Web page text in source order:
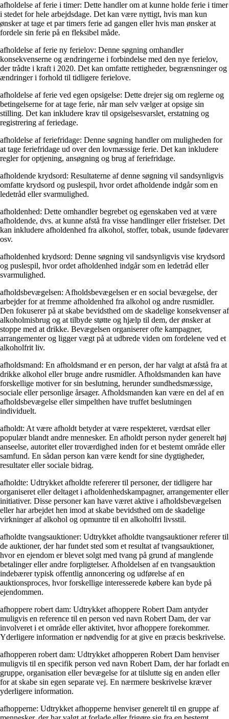
afholdelse af ferie i timer: Dette handler om at kunne holde ferie i timer
i stedet for hele arbejdsdage. Det kan være nyttigt, hvis man kun
ønsker at tage et par timers ferie ad gangen eller hvis man ønsker at
fordele sin ferie på en fleksibel måde.
afholdelse af ferie ny ferielov: Denne søgning omhandler
konsekvenserne og ændringerne i forbindelse med den nye ferielov,
der trådte i kraft i 2020. Det kan omfatte rettigheder, begrænsninger og
ændringer i forhold til tidligere ferielove.
afholdelse af ferie ved egen opsigelse: Dette drejer sig om reglerne og
betingelserne for at tage ferie, når man selv vælger at opsige sin
stilling. Det kan inkludere krav til opsigelsesvarslet, erstatning og
registrering af feriedage.
afholdelse af feriefridage: Denne søgning handler om muligheden for
at tage feriefridage ud over den lovmæssige ferie. Det kan inkludere
regler for optjening, ansøgning og brug af feriefridage.
afholdende krydsord: Resultaterne af denne søgning vil sandsynligvis
omfatte krydsord og puslespil, hvor ordet afholdende indgår som en
ledetråd eller svarmulighed.
afholdenhed: Dette omhandler begrebet og egenskaben ved at være
afholdende, dvs. at kunne afstå fra visse handlinger eller fristelser. Det
kan inkludere afholdenhed fra alkohol, stoffer, tobak, usunde fødevarer
osv.
afholdenhed krydsord: Denne søgning vil sandsynligvis vise krydsord
og puslespil, hvor ordet afholdenhed indgår som en ledetråd eller
svarmulighed.
afholdsbevægelsen: Afholdsbevægelsen er en social bevægelse, der
arbejder for at fremme afholdenhed fra alkohol og andre rusmidler.
Den fokuserer på at skabe bevidsthed om de skadelige konsekvenser af
alkoholmisbrug og at tilbyde støtte og hjælp til dem, der ønsker at
stoppe med at drikke. Bevægelsen organiserer ofte kampagner,
arrangementer og ligger vægt på at udbrede viden om fordelene ved et
alkoholfrit liv.
afholdsmand: En afholdsmand er en person, der har valgt at afstå fra at
drikke alkohol eller bruge andre rusmidler. Afholdsmanden kan have
forskellige motiver for sin beslutning, herunder sundhedsmæssige,
sociale eller personlige årsager. Afholdsmanden kan være en del af en
afholdsbevægelse eller simpelthen have truffet beslutningen
individuelt.
afholdt: At være afholdt betyder at være respekteret, værdsat eller
populær blandt andre mennesker. En afholdt person nyder generelt høj
anseelse, autoritet eller troværdighed inden for et bestemt område eller
samfund. En sådan person kan være kendt for sine dygtigheder,
resultater eller sociale bidrag.
afholdte: Udtrykket afholdte refererer til personer, der tidligere har
organiseret eller deltaget i afholdenhedskampagner, arrangementer eller
initiativer. Disse personer kan have været aktive i afholdsbevægelsen
eller har arbejdet hen imod at skabe bevidsthed om de skadelige
virkninger af alkohol og opmuntre til en alkoholfri livsstil.
afholdte tvangsauktioner: Udtrykket afholdte tvangsauktioner referer til
de auktioner, der har fundet sted som et resultat af tvangsauktioner,
hvor en ejendom er blevet solgt med tvang på grund af manglende
betalinger eller andre forpligtelser. Afholdelsen af ​​en tvangsauktion
indebærer typisk offentlig annoncering og udførelse af en
auktionsproces, hvor forskellige interesserede købere kan byde på
ejendommen.
afhoppere robert dam: Udtrykket afhoppere Robert Dam antyder
muligvis en reference til en person ved navn Robert Dam, der var
involveret i et område eller aktivitet, hvor afhoppere forekommer.
Yderligere information er nødvendig for at give en præcis beskrivelse.
afhopperen robert dam: Udtrykket afhopperen Robert Dam henviser
muligvis til en specifik person ved navn Robert Dam, der har forladt en
gruppe, organisation eller bevægelse for at tilslutte sig en anden eller
for at skabe sin egen separate vej. En nærmere beskrivelse kræver
yderligere information.
afhopperne: Udtrykket afhopperne henviser generelt til en gruppe af